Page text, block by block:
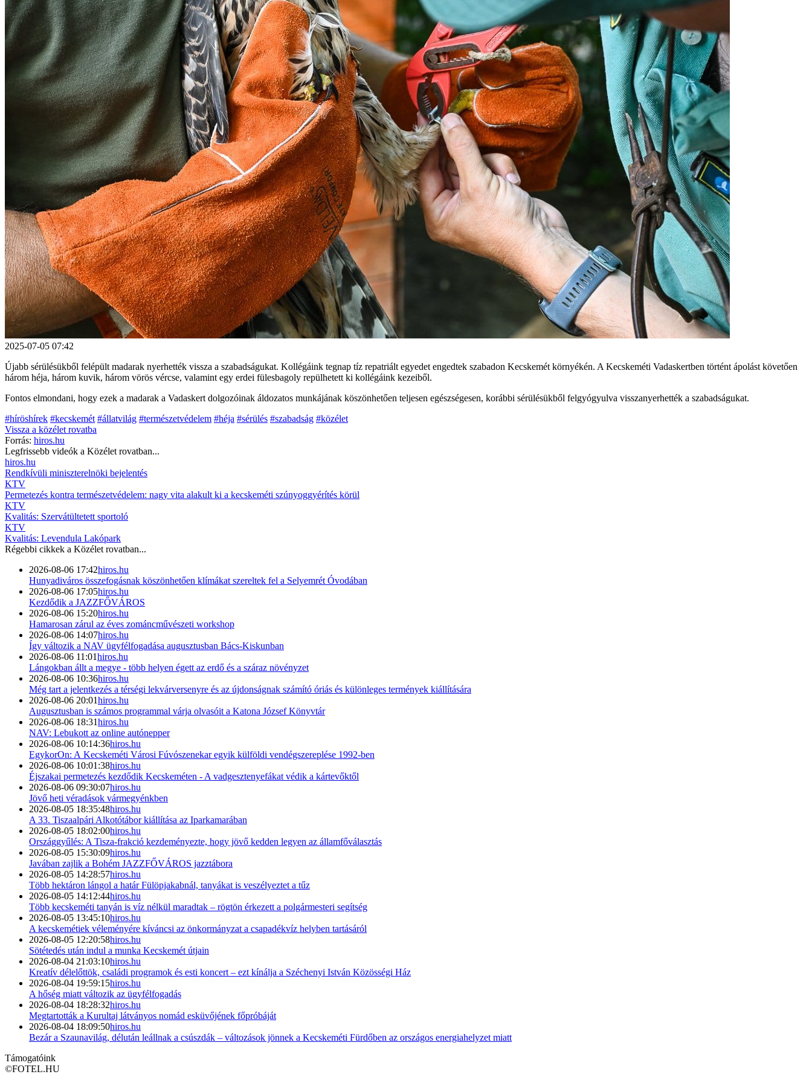
2025-07-05 07:42
Újabb sérülésükből felépült madarak nyerhették vissza a szabadságukat. Kollégáink tegnap tíz repatriált egyedet engedtek szabadon Kecskemét környékén. A Kecskeméti Vadaskertben történt ápolást követően
három héja, három kuvik, három vörös vércse, valamint egy erdei fülesbagoly repülhetett ki kollégáink kezeiből.
Fontos elmondani, hogy ezek a madarak a Vadaskert dolgozóinak áldozatos munkájának köszönhetően teljesen egészségesen, korábbi sérülésükből felgyógyulva visszanyerhették a szabadságukat.
#híröshírek #kecskemét #állatvilág #természetvédelem #héja #sérülés #szabadság #közélet
Vissza a közélet rovatba
Forrás: hiros.hu
Legfrissebb videók a Közélet rovatban...
hiros.hu
Rendkívüli miniszterelnöki bejelentés
KTV
Permetezés kontra természetvédelem: nagy vita alakult ki a kecskeméti szúnyoggyérítés körül
KTV
Kvalitás: Szervátültetett sportoló
KTV
Kvalitás: Levendula Lakópark
Régebbi cikkek a Közélet rovatban...
2026-08-06 17:42hiros.hu
Hunyadiváros összefogásnak köszönhetően klímákat szereltek fel a Selyemrét Óvodában
2026-08-06 17:05hiros.hu
Kezdődik a JAZZFŐVÁROS
2026-08-06 15:20hiros.hu
Hamarosan zárul az éves zománcművészeti workshop
2026-08-06 14:07hiros.hu
Így változik a NAV ügyfélfogadása augusztusban Bács-Kiskunban
2026-08-06 11:01hiros.hu
Lángokban állt a megye - több helyen égett az erdő és a száraz növényzet
2026-08-06 10:36hiros.hu
Még tart a jelentkezés a térségi lekvárversenyre és az újdonságnak számító óriás és különleges termények kiállítására
2026-08-06 20:01hiros.hu
Augusztusban is számos programmal várja olvasóit a Katona József Könyvtár
2026-08-06 18:31hiros.hu
NAV: Lebukott az online autónepper
2026-08-06 10:14:36hiros.hu
EgykorOn: A Kecskeméti Városi Fúvószenekar egyik külföldi vendégszereplése 1992-ben
2026-08-06 10:01:38hiros.hu
Éjszakai permetezés kezdődik Kecskeméten - A vadgesztenyefákat védik a kártevőktől
2026-08-06 09:30:07hiros.hu
Jövő heti véradások vármegyénkben
2026-08-05 18:35:48hiros.hu
A 33. Tiszaalpári Alkotótábor kiállítása az Iparkamarában
2026-08-05 18:02:00hiros.hu
Országgyűlés: A Tisza-frakció kezdeményezte, hogy jövő kedden legyen az államfőválasztás
2026-08-05 15:30:09hiros.hu
Javában zajlik a Bohém JAZZFŐVÁROS jazztábora
2026-08-05 14:28:57hiros.hu
Több hektáron lángol a határ Fülöpjakabnál, tanyákat is veszélyeztet a tűz
2026-08-05 14:12:44hiros.hu
Több kecskeméti tanyán is víz nélkül maradtak – rögtön érkezett a polgármesteri segítség
2026-08-05 13:45:10hiros.hu
A kecskemétiek véleményére kíváncsi az önkormányzat a csapadékvíz helyben tartásáról
2026-08-05 12:20:58hiros.hu
Sötétedés után indul a munka Kecskemét útjain
2026-08-04 21:03:10hiros.hu
Kreatív délelőttök, családi programok és esti koncert – ezt kínálja a Széchenyi István Közösségi Ház
2026-08-04 19:59:15hiros.hu
A hőség miatt változik az ügyfélfogadás
2026-08-04 18:28:32hiros.hu
Megtartották a Kurultaj látványos nomád esküvőjének főpróbáját
2026-08-04 18:09:50hiros.hu
Bezár a Szaunavilág, délután leállnak a csúszdák – változások jönnek a Kecskeméti Fürdőben az országos energiahelyzet miatt
Támogatóink
©FOTEL.HU